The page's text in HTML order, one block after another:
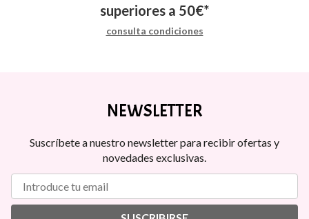
superiores a 50€*
consulta condiciones
NEWSLETTER
Suscríbete a nuestro newsletter para recibir ofertas y
novedades exclusivas.